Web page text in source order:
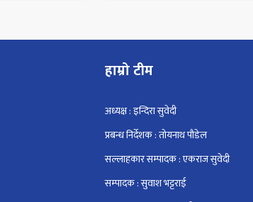
हाम्रो टीम
अध्यक्ष : इन्दिरा सुवेदी
प्रबन्ध निर्देशक : तोयनाथ पौडेल
सल्लाहकार सम्पादक : एकराज सुवेदी
सम्पादक : सुवाश भट्टराई